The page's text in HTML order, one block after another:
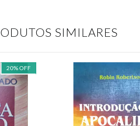
SIMILARES
20%OFF